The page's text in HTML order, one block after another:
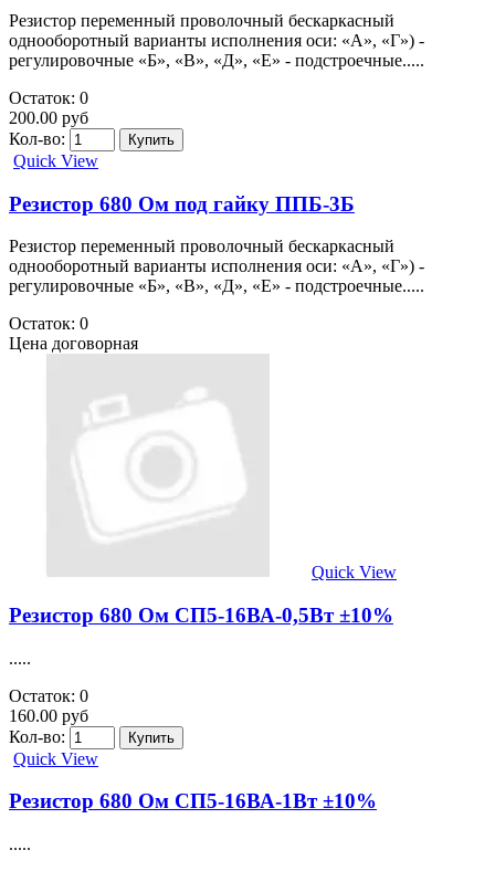
Резистор переменный проволочный бескаркасный
однооборотный варианты исполнения оси: «А», «Г») -
регулировочные «Б», «В», «Д», «Е» - подстроечные.....
Остаток: 0
200.00 руб
Кол-во:
Quick View
Резистор 680 Ом под гайку ППБ-3Б
Резистор переменный проволочный бескаркасный
однооборотный варианты исполнения оси: «А», «Г») -
регулировочные «Б», «В», «Д», «Е» - подстроечные.....
Остаток: 0
Цена договорная
Quick View
Резистор 680 Ом СП5-16ВА-0,5Вт ±10%
.....
Остаток: 0
160.00 руб
Кол-во:
Quick View
Резистор 680 Ом СП5-16ВА-1Вт ±10%
.....